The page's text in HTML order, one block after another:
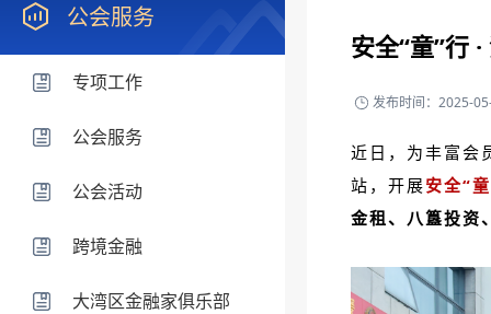
公会服务
专项工作
公会服务
公会活动
跨境金融
大湾区金融家俱乐部
安全“童”行
发布时间：2025-
近日，为丰富会
站，开展安全“
金租、八簋投资